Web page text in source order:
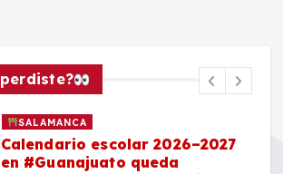
SALAMANCA
Calendario escolar 2026–2027
en #Guanajuato queda